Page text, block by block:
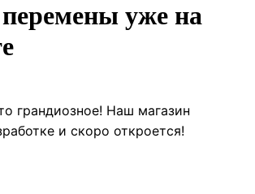
уже на
грандиозное! Наш магазин
и скоро откроется!